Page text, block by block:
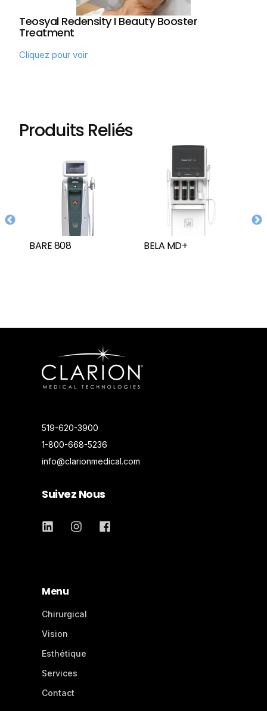
Teosyal Redensity I Beauty Booster
Treatment
Cliquez pour voir
Produits Reliés
BARE 808 BELA MD+
519-620-3900
1-800-668-5236
info@clarionmedical.com
Suivez Nous
Menu
Chirurgical
Vision
Esthétique
Services
Contact